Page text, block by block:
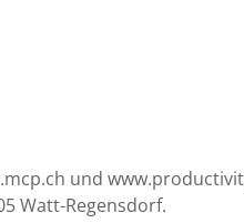
und
Watt-Regensdorf.